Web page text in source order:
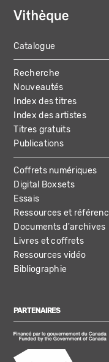
MAIN
NAVIGATION
Catalogue
Recherche
Nouveautés
Index des titres
Index des artistes
Titres gratuits
Publications
Coffrets numériques
Digital Boxsets
Essais
Ressources et
Documents d'archives
Livres et coffrets
Ressources vidéo
Bibliographie
PARTENAIRES